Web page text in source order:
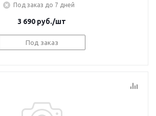
Под заказ до 7 дней
3 690 руб./шт
Под заказ